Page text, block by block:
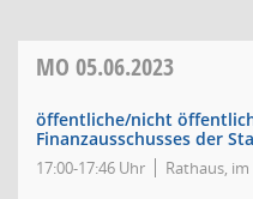
MO 05.06.2023
öffentliche/nicht
Finanzausschusses der
17:00-17:46 Uhr Rathaus, im